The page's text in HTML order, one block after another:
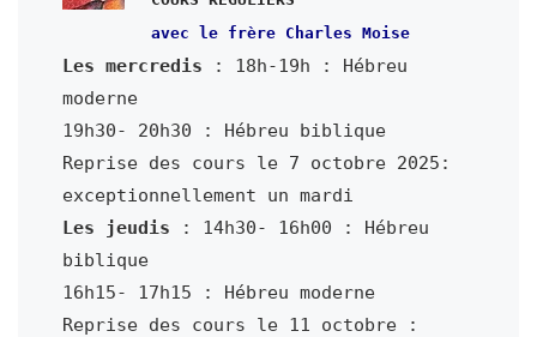
avec le frère Charles Moise
Les mercredis : 18h-19h : Hébreu
moderne
19h30- 20h30 : Hébreu biblique
Reprise des cours le 7 octobre 2025:
exceptionnellement un mardi
Les jeudis : 14h30- 16h00 : Hébreu
biblique
16h15- 17h15 : Hébreu moderne
Reprise des cours le 11 octobre :